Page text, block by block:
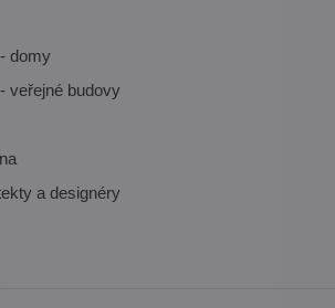
domy
veřejné budovy
a designéry